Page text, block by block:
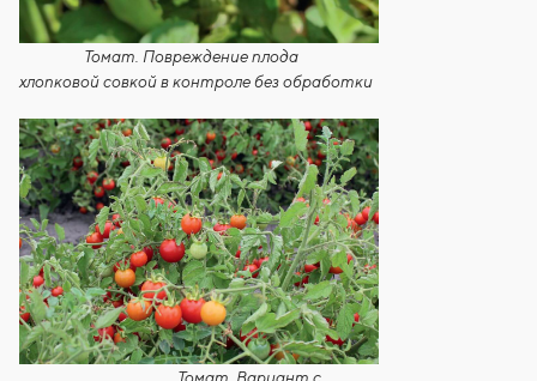
Томат. Повреждение плода
хлопковой совкой в контроле без обработки
Томат. Вариант с